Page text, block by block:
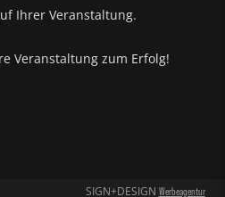
Ihrer Veranstaltung.
Veranstaltung zum Erfolg!
SIGN+DESIGN Werbeagentur